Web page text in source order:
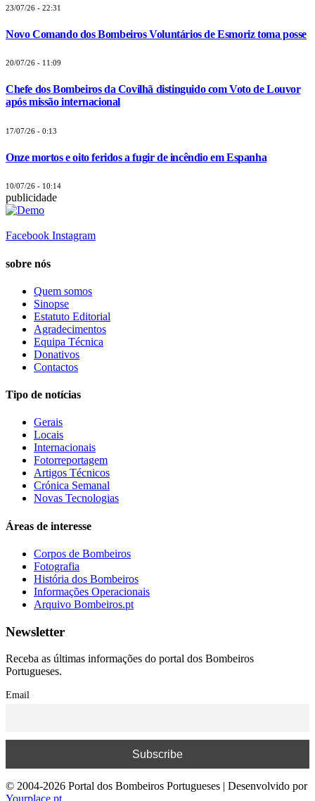
23/07/26 - 22:31
Novo Comando dos Bombeiros Voluntários de Esmoriz toma posse
20/07/26 - 11:09
Chefe dos Bombeiros da Covilhã distinguido com Voto de Louvor
após missão internacional
17/07/26 - 0:13
Onze mortos e oito feridos a fugir de incêndio em Espanha
10/07/26 - 10:14
publicidade
Facebook Instagram
sobre nós
Quem somos
Sinopse
Estatuto Editorial
Agradecimentos
Equipa Técnica
Donativos
Contactos
Tipo de notícias
Gerais
Locais
Internacionais
Fotorreportagem
Artigos Técnicos
Crónica Semanal
Novas Tecnologias
Áreas de interesse
Corpos de Bombeiros
Fotografia
História dos Bombeiros
Informações Operacionais
Arquivo Bombeiros.pt
Newsletter
Receba as últimas informações do portal dos Bombeiros
Portugueses.
Email
© 2004-2026 Portal dos Bombeiros Portugueses | Desenvolvido por
Yourplace.pt